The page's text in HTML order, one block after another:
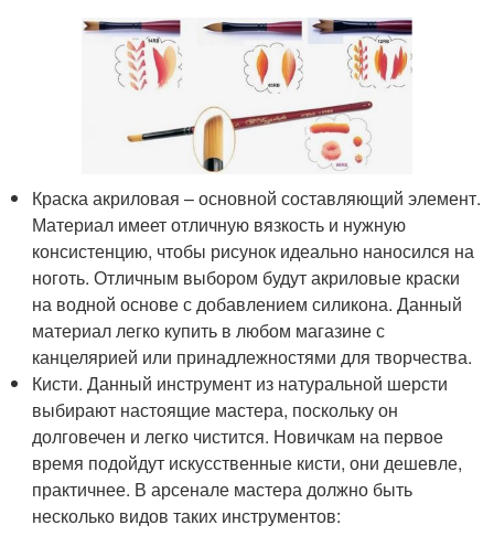
Краска акриловая – основной составляющий элемент.
Материал имеет отличную вязкость и нужную
консистенцию, чтобы рисунок идеально наносился на
ноготь. Отличным выбором будут акриловые краски
на водной основе с добавлением силикона. Данный
материал легко купить в любом магазине с
канцелярией или принадлежностями для творчества.
Кисти. Данный инструмент из натуральной шерсти
выбирают настоящие мастера, поскольку он
долговечен и легко чистится. Новичкам на первое
время подойдут искусственные кисти, они дешевле,
практичнее. В арсенале мастера должно быть
несколько видов таких инструментов: